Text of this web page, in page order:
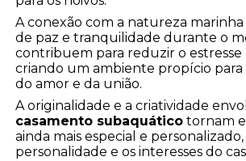
A conexão com a natureza marinha
de paz e tranquilidade durante o
contribuem para reduzir o estresse
criando um ambiente propício para
do amor e da união.
A originalidade e a criatividade
casamento subaquático tornam
ainda mais especial e
personalidade e os interesses do